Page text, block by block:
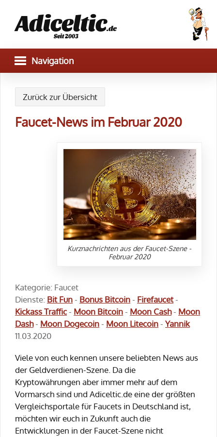
Adiceltic.de
Seit 2003
Zurück zur Übersicht
Faucet-News im Februar 2020
Kurznachrichten aus der Faucet-Szene -
Februar 2020
Kategorie: Faucet
Dienste: Bit Fun- Bonus Bitcoin- Firefaucet-
Kickass Traffic- Moon Bitcoin- Moon Cash- Moon
Dash- Moon Dogecoin- Moon Litecoin- Yannik
11.03.2020
Viele von euch kennen unsere beliebten News aus
der Geldverdienen-Szene. Da die
Kryptowährungen aber immer mehr auf dem
Vormarsch sind und Adiceltic.de eine der größten
Vergleichsportale für Faucets in Deutschland ist,
möchten wir euch in Zukunft auch die
Entwicklungen in der Faucet-Szene nicht